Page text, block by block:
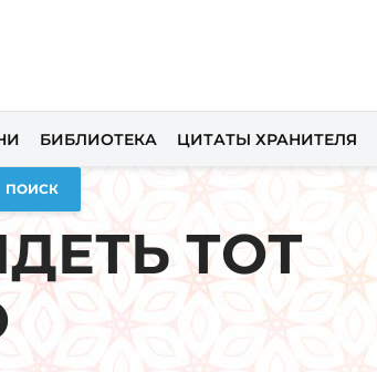
БИБЛИОТЕКА ЦИТАТЫ ХРАНИТЕЛЯ
ПОИСК
ТОТ